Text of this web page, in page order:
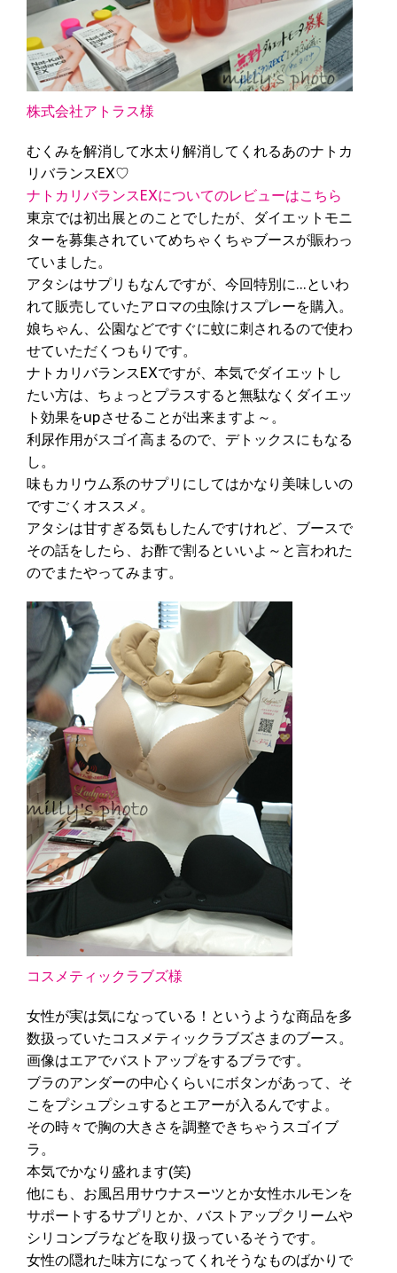
株式会社アトラス様
むくみを解消して水太り解消してくれるあのナトカ
リバランスEX♡
ナトカリバランスEXについてのレビューはこちら
東京では初出展とのことでしたが、ダイエットモニ
ターを募集されていてめちゃくちゃブースが賑わっ
ていました。
アタシはサプリもなんですが、今回特別に…といわ
れて販売していたアロマの虫除けスプレーを購入。
娘ちゃん、公園などですぐに蚊に刺されるので使わ
せていただくつもりです。
ナトカリバランスEXですが、本気でダイエットし
たい方は、ちょっとプラスすると無駄なくダイエッ
ト効果をupさせることが出来ますよ～。
利尿作用がスゴイ高まるので、デトックスにもなる
し。
味もカリウム系のサプリにしてはかなり美味しいの
ですごくオススメ。
アタシは甘すぎる気もしたんですけれど、ブースで
その話をしたら、お酢で割るといいよ～と言われた
のでまたやってみます。
コスメティックラブズ様
女性が実は気になっている！というような商品を多
数扱っていたコスメティックラブズさまのブース。
画像はエアでバストアップをするブラです。
ブラのアンダーの中心くらいにボタンがあって、そ
こをプシュプシュするとエアーが入るんですよ。
その時々で胸の大きさを調整できちゃうスゴイブ
ラ。
本気でかなり盛れます(笑)
他にも、お風呂用サウナスーツとか女性ホルモンを
サポートするサプリとか、バストアップクリームや
シリコンブラなどを取り扱っているそうです。
女性の隠れた味方になってくれそうなものばかりで